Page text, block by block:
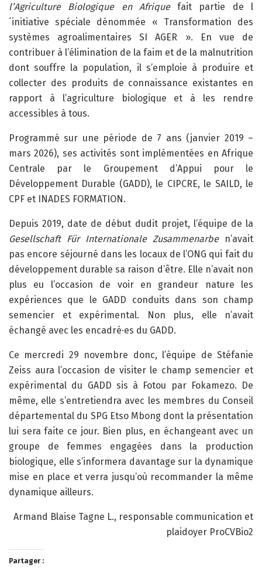
l’Agriculture Biologique en Afriquefait partie de l
´initiative spéciale dénommée « Transformation des
systèmes agroalimentaires SI AGER ». En vue de
contribuer à l’élimination de la faim et de la malnutrition
dont souffre la population, il s’emploie à produire et
collecter des produits de connaissance existantes en
rapport à l’agriculture biologique et à les rendre
accessibles à tous.
Programmé sur une période de 7 ans (janvier 2019 –
mars 2026), ses activités sont implémentées en Afrique
Centrale par le Groupement d’Appui pour le
Développement Durable (GADD), le CIPCRE, le SAILD, le
CPF et INADES FORMATION.
Depuis 2019, date de début dudit projet, l’équipe de la
Gesellschaft Für Internationale Zusammenarben’avait
pas encore séjourné dans les locaux de l’ONG qui fait du
développement durable sa raison d’être. Elle n’avait non
plus eu l’occasion de voir en grandeur nature les
expériences que le GADD conduits dans son champ
semencier et expérimental. Non plus, elle n’avait
échangé avec les encadré·es du GADD.
Ce mercredi 29 novembre donc, l’équipe de Stéfanie
Zeiss aura l’occasion de visiter le champ semencier et
expérimental du GADD sis à Fotou par Fokamezo. De
même, elle s’entretiendra avec les membres du Conseil
départemental du SPG Etso Mbong dont la présentation
lui sera faite ce jour. Bien plus, en échangeant avec un
groupe de femmes engagées dans la production
biologique, elle s’informera davantage sur la dynamique
mise en place et verra jusqu’où recommander la même
dynamique ailleurs.
Armand Blaise Tagne L., responsable communication et
plaidoyer ProCVBio2
Partager :